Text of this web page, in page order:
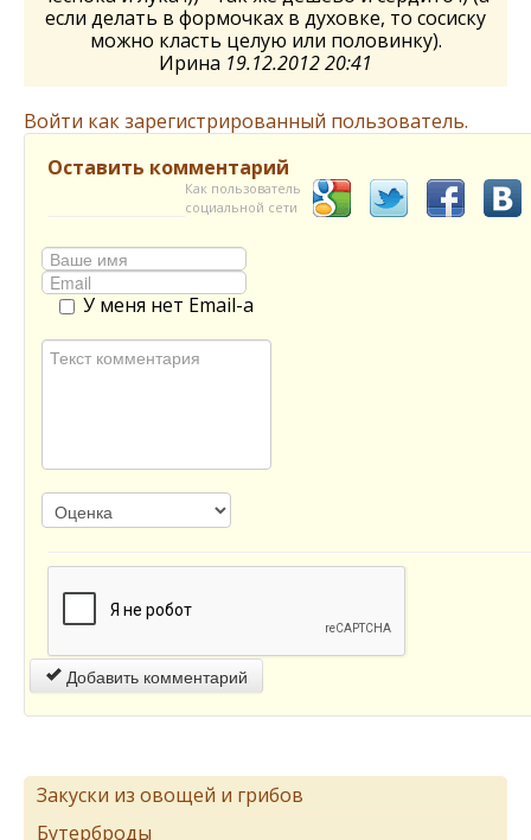
если делать в формочках в духовке, то сосиску
можно класть целую или половинку).
Ирина 19.12.2012 20:41
Войти как зарегистрированный пользователь.
Оставить комментарий
Как пользователь
социальной сети
У меня нет Email-а
Добавить комментарий
Закуски из овощей и грибов
Бутерброды